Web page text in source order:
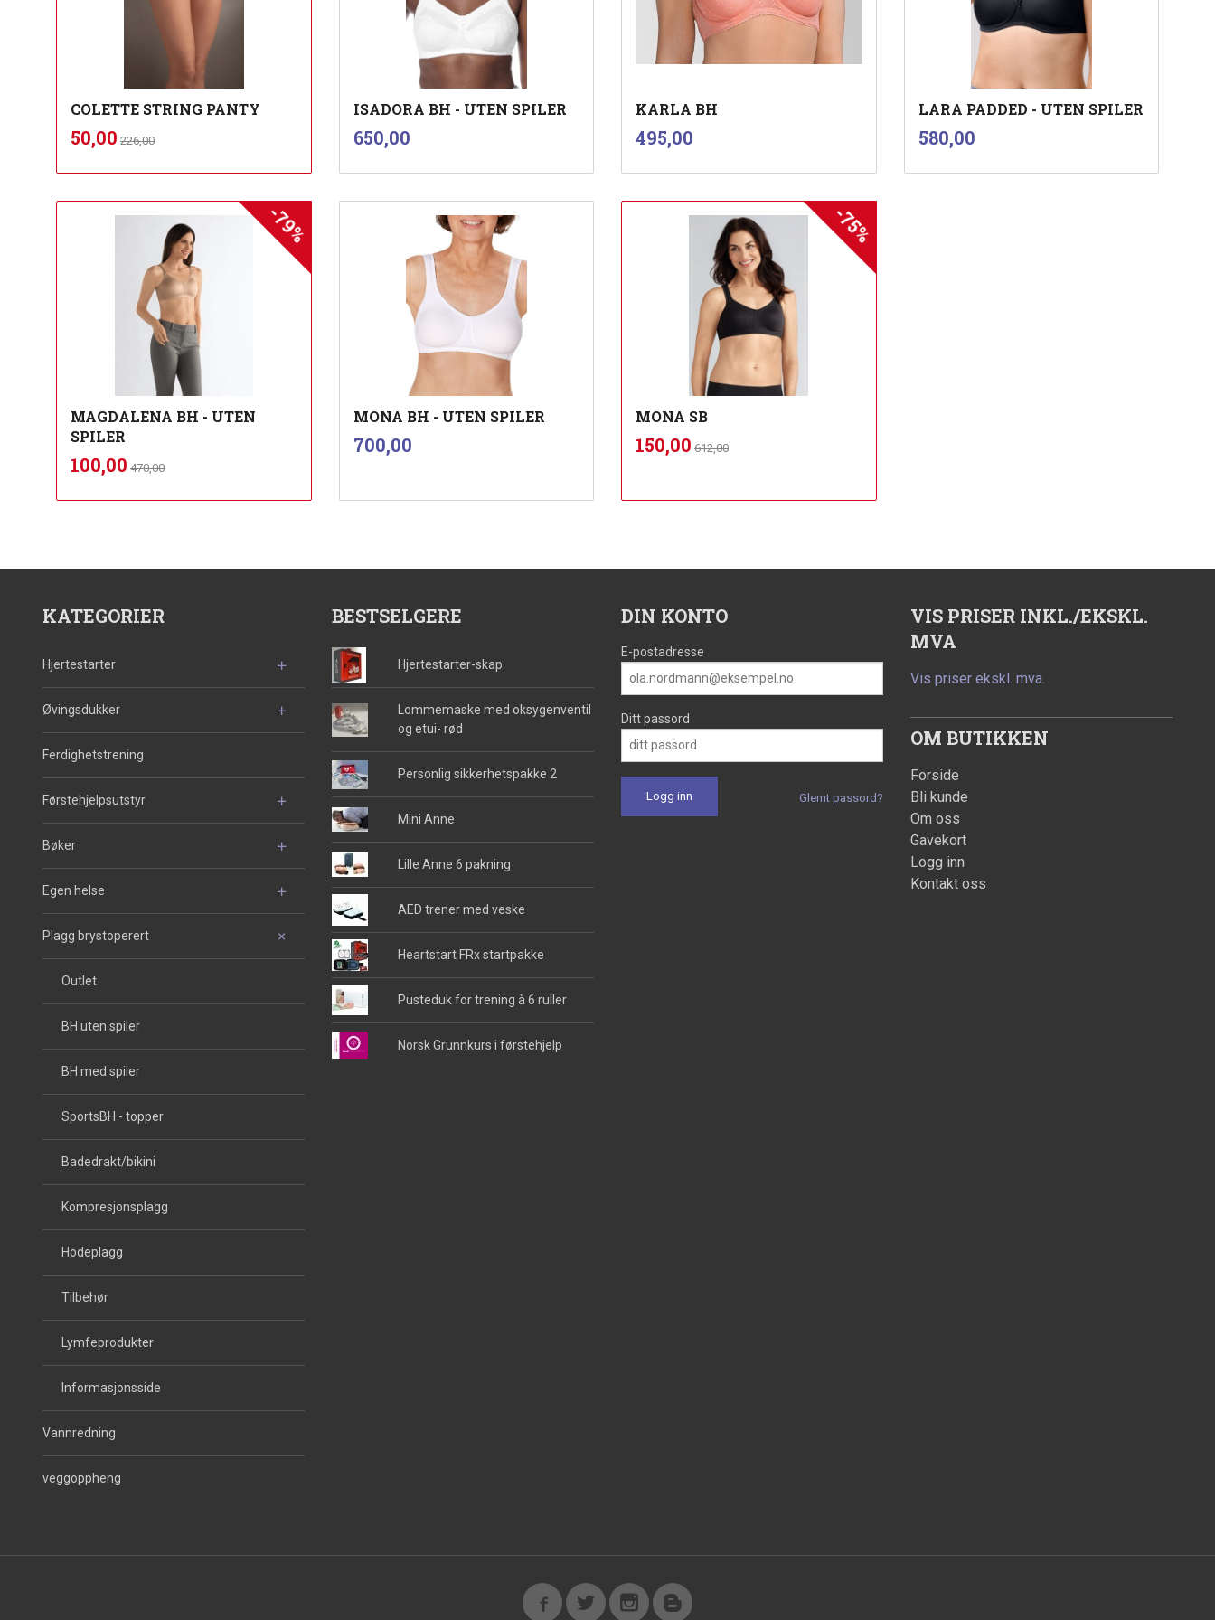
COLETTE STRING PANTY
Tilbud
50,00 226,00mva.
Les mer
ISADORA BH - UTEN SPILER
Pris
650,00mva.
Les mer
KARLA BH
Pris
495,00
Les mer
LARA PADDED - UTEN SPILER
Pris
580,00mva.
MAGDALENA BH - UTEN
SPILER
Tilbud
100,00 470,00
-79%
mva.
MONA BH - UTEN SPILER
Pris
700,00mva.
MONA SB
Tilbud
150,00 612,00
-75%
mva.
KATEGORIER
Hjertestarter
Øvingsdukker
Ferdighetstrening
Førstehjelpsutstyr
Bøker
Egen helse
Plagg brystoperert
Outlet
BH uten spiler
BH med spiler
SportsBH - topper
Badedrakt/bikini
Kompresjonsplagg
Hodeplagg
Tilbehør
Lymfeprodukter
Informasjonsside
Vannredning
veggoppheng
BESTSELGERE
Hjertestarter-skap
Lommemaske med oksygenventil
og etui- rød
Personlig sikkerhetspakke 2
Mini Anne
Lille Anne 6 pakning
AED trener med veske
Heartstart FRx startpakke
Pusteduk for trening à 6 ruller
Norsk Grunnkurs i førstehjelp
DIN KONTO
E-postadresse
Ditt passord
Glemt passord?
VIS PRISER INKL./EKSKL.
MVA
Vis priser ekskl. mva.
OM BUTIKKEN
Forside
Bli kunde
Om oss
Gavekort
Logg inn
Kontakt oss